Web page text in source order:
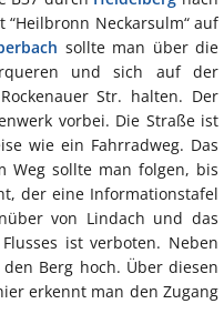
Neckarsulm“ auf
sollte man über die
und sich auf der
Str. halten. Der
vorbei. Die Straße ist
wie ein Fahrradweg. Das
Weg sollte man folgen, bis
der eine Informationstafel
von Lindach und das
ist verboten. Neben
Berg hoch. Über diesen
erkennt man den Zugang